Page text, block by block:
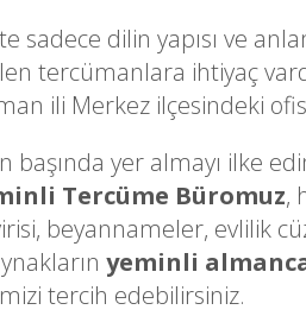
sadece dilin yapısı ve
tercümanlara ihtiyaç
ili Merkez ilçesindeki
başında yer almayı ilke
Tercüme Büromuz,
beyannameler, evlilik
yeminli
tercih edebilirsiniz.